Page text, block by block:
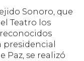
Sonoro, que
Teatro los
Paz, se realizó